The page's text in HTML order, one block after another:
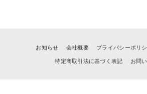
お知らせ 会社概要 プライバシーポリ
特定商取引法に基づく表記 お問